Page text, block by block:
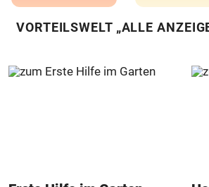
VORTEILSWELT „ALLE